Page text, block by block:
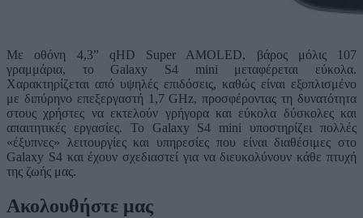
Με οθόνη 4,3” qHD Super AMOLED, βάρος μόλις 107
γραμμάρια, το Galaxy S4 mini μεταφέρεται εύκολα.
Χαρακτηρίζεται από υψηλές επιδόσεις, καθώς είναι εξοπλισμένο
με διπύρηνο επεξεργαστή 1,7 GHz, προσφέροντας τη δυνατότητα
στους χρήστες να εκτελούν γρήγορα και εύκολα δύσκολες και
απαιτητικές εργασίες. Το Galaxy S4 mini υποστηρίζει πολλές
«έξυπνες» λειτουργίες και υπηρεσίες που είναι διαθέσιμες στο
Galaxy S4 και έχουν σχεδιαστεί για να διευκολύνουν κάθε πτυχή
της ζωής μας.
Ακολουθήστε μας